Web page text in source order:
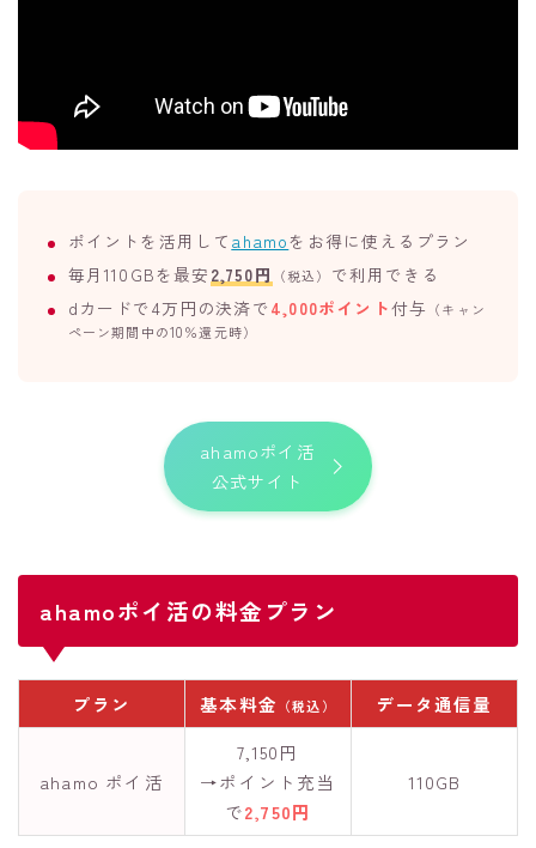
ポイントを活用して ahamoをお得に使えるプラン
毎月110GBを最安 2,750円 （税込） で利用できる
dカードで4万円の決済で 4,000ポイント付与 （キャン
ペーン期間中の10％還元時）
ahamoポイ活
公式サイト
ahamoポイ活の料金プラン
プラン 基本料金 （税込） データ通信量
ahamo ポイ活
7,150円
→ポイント充当
で2,750円
110GB